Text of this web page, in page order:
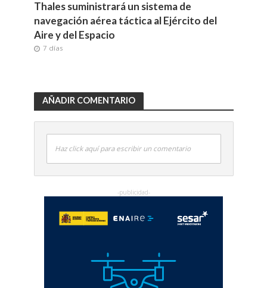
Thales suministrará un sistema de
navegación aérea táctica al Ejército del
Aire y del Espacio
7 días
AÑADIR COMENTARIO
Haz click aquí para escribir un comentario